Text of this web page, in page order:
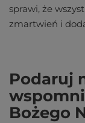
sprawi, że
zmartwień i
Podaruj
Bożego